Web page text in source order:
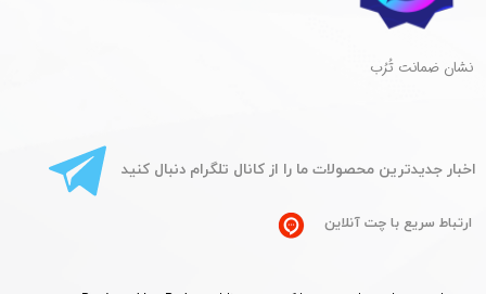
​نشان ضمانت تُرُب
​اخبار جدیدترین محصولات ما را از کانال تلگرام دنبال کنید
ارتباط سریع با چت آنلاین